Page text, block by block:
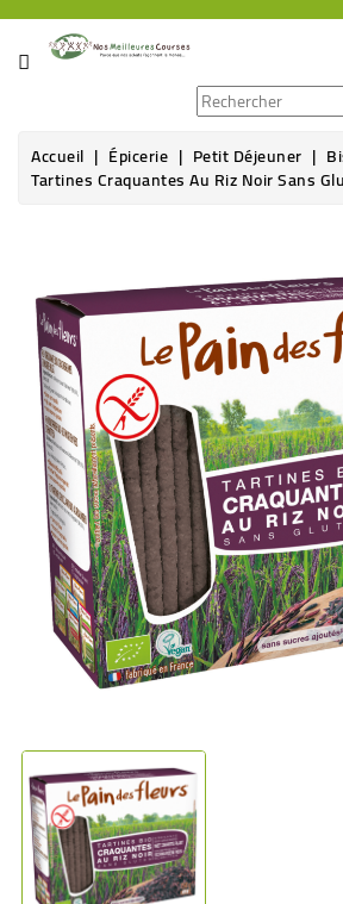
CATÉGORIE
ÉPICERIE
BOISSON
HYGIÈNE
SOINS
SANTÉ
BIEN-
ÊTRE
BÉBÉ
CULTUREL
Accueil Épicerie Petit Déjeuner
Tartines Craquantes Au Riz Noir Sans